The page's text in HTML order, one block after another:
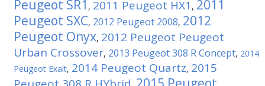
Peugeot SR1 , 2011 Peugeot HX1 , 2011
Peugeot SXC, 2012 Peugeot 2008, 2012
Peugeot Onyx, 2012 Peugeot Peugeot
Urban Crossover, 2013 Peugeot 308 R Concept, 2014
Peugeot Exalt, 2014 Peugeot Quartz, 2015